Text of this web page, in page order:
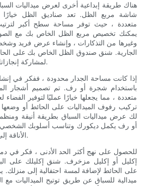
هناك طريقة إبداعية أخرى لعرض ميداليات
شاشة مربع الظل. تعد صناديق الظل خيارًا
متعددة ، حيث توفر مساحة سطح أكبر
يمكنك تخصيص مربع الظل الخاص بك مع
وغيرها من التذكارات ، وإنشاء عرض فريد
الجارية. شنق صندوق الظل الخاص بك على
لمشاركة إنجازاتك مع الأصدقاء والعائلة.
إذا كانت مساحة الجدار محدودة ، ففكر في
باستخدام شجرة أو رف. تم تصميم أشجار
متعددة ، مما يجعلها خيارًا عمليًا لتوفير
تركيب رفوف الميداليات على الحائط أو
لك عرض ميداليات السباق بطريقة أنيقة
أو رف يكمل ديكورك وتناسب أسلوبك
الأناقة إلى عرض ميدالية السباق.
للحصول على نهج أكثر الحد الأدنى ، فكر في
إكليل أو إكليل مزخرف. شنق إكليلك على
على الحائط لإضافة لمسة احتفالية إلى منزلك.
ميدالية للسباق عن طريق توتيح الميداليات مع